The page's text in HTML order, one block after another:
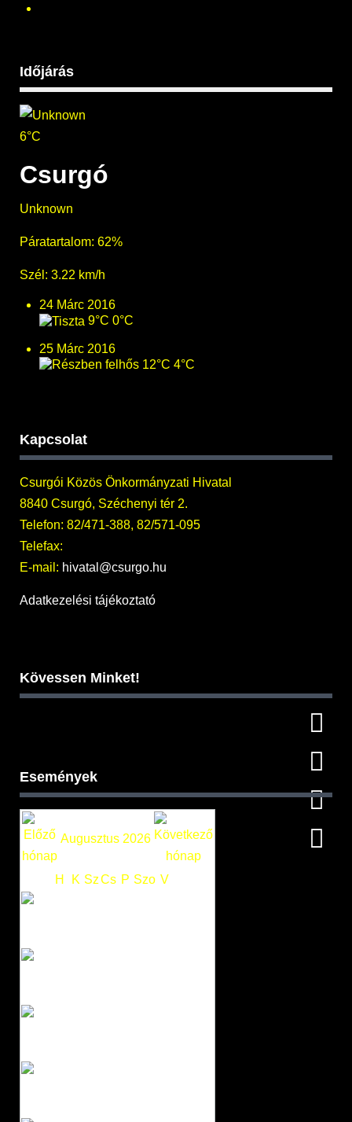
Időjárás
6°C
Csurgó
Unknown
Páratartalom: 62%
Szél: 3.22 km/h
24 Márc 2016
9°C 0°C
25 Márc 2016
12°C 4°C
Kapcsolat
Csurgói Közös Önkormányzati Hivatal
8840 Csurgó, Széchenyi tér 2.
Telefon: 82/471-388, 82/571-095
Telefax:
E-mail: hivatal@csurgo.hu
Adatkezelési tájékoztató
Kövessen Minket!
Események
Augusztus 2026
H K SzCs P Szo V